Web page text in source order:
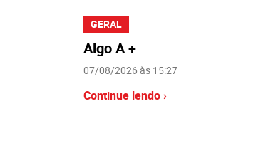
GERAL
Algo A +
07/08/2026 às 15:27
Continue lendo ›